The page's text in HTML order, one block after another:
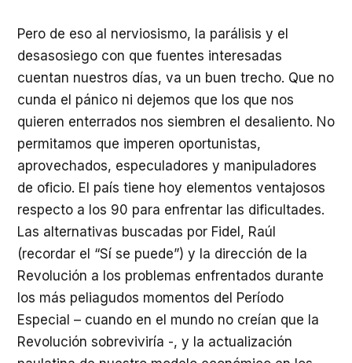
Pero de eso al nerviosismo, la parálisis y el
desasosiego con que fuentes interesadas
cuentan nuestros días, va un buen trecho. Que no
cunda el pánico ni dejemos que los que nos
quieren enterrados nos siembren el desaliento. No
permitamos que imperen oportunistas,
aprovechados, especuladores y manipuladores
de oficio. El país tiene hoy elementos ventajosos
respecto a los 90 para enfrentar las dificultades.
Las alternativas buscadas por Fidel, Raúl
(recordar el “Sí se puede”) y la dirección de la
Revolución a los problemas enfrentados durante
los más peliagudos momentos del Período
Especial – cuando en el mundo no creían que la
Revolución sobreviviría -, y la actualización